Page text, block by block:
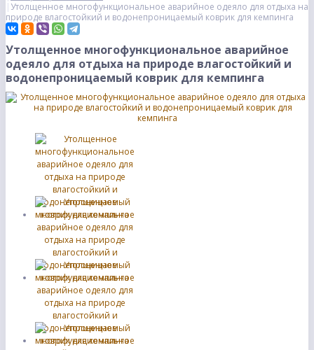
Утолщенное многофункциональное аварийное одеяло для отдыха на
природе влагостойкий и водонепроницаемый коврик для кемпинга
Утолщенное многофункциональное аварийное
одеяло для отдыха на природе влагостойкий и
водонепроницаемый коврик для кемпинга